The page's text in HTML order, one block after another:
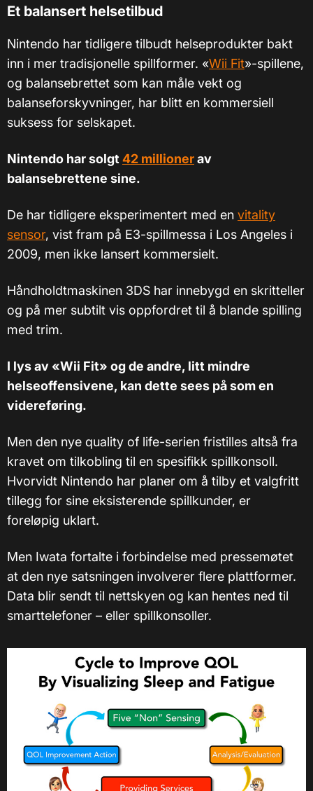
Et balansert helsetilbud
Nintendo har tidligere tilbudt helseprodukter bakt
inn i mer tradisjonelle spillformer. «Wii Fit»-spillene,
og balansebrettet som kan måle vekt og
balanseforskyvninger, har blitt en kommersiell
suksess for selskapet.
Nintendo har solgt42 millionerav
balansebrettene sine.
De har tidligere eksperimentert med en vitality
sensor, vist fram på E3-spillmessa i Los Angeles i
2009, men ikke lansert kommersielt.
Håndholdtmaskinen 3DS har innebygd en skritteller
og på mer subtilt vis oppfordret til å blande spilling
med trim.
I lys av «Wii Fit» og de andre, litt mindre
helseoffensivene, kan dette sees på som en
videreføring.
Men den nye quality of life-serien fristilles altså fra
kravet om tilkobling til en spesifikk spillkonsoll.
Hvorvidt Nintendo har planer om å tilby et valgfritt
tillegg for sine eksisterende spillkunder, er
foreløpig uklart.
Men Iwata fortalte i forbindelse med pressemøtet
at den nye satsningen involverer flere plattformer.
Data blir sendt til nettskyen og kan hentes ned til
smarttelefoner – eller spillkonsoller.